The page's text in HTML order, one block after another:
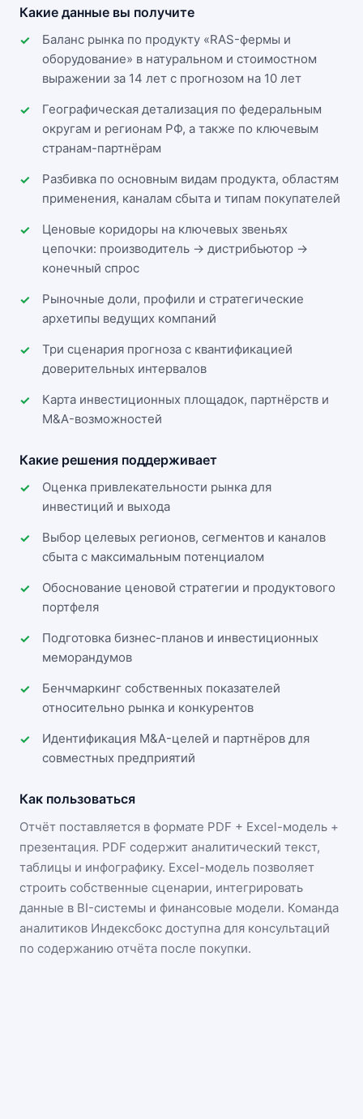
Какие данные вы получите
Баланс рынка по продукту «RAS-фермы и
оборудование» в натуральном и стоимостном
выражении за 14 лет с прогнозом на 10 лет
Географическая детализация по федеральным
округам и регионам РФ, а также по ключевым
странам-партнёрам
Разбивка по основным видам продукта, областям
применения, каналам сбыта и типам покупателей
Ценовые коридоры на ключевых звеньях
цепочки: производитель → дистрибьютор →
конечный спрос
Рыночные доли, профили и стратегические
архетипы ведущих компаний
Три сценария прогноза с квантификацией
доверительных интервалов
Карта инвестиционных площадок, партнёрств и
M&A-возможностей
Какие решения поддерживает
Оценка привлекательности рынка для
инвестиций и выхода
Выбор целевых регионов, сегментов и каналов
сбыта с максимальным потенциалом
Обоснование ценовой стратегии и продуктового
портфеля
Подготовка бизнес-планов и инвестиционных
меморандумов
Бенчмаркинг собственных показателей
относительно рынка и конкурентов
Идентификация M&A-целей и партнёров для
совместных предприятий
Как пользоваться
Отчёт поставляется в формате PDF + Excel-модель +
презентация. PDF содержит аналитический текст,
таблицы и инфографику. Excel-модель позволяет
строить собственные сценарии, интегрировать
данные в BI-системы и финансовые модели. Команда
аналитиков Индексбокс доступна для консультаций
по содержанию отчёта после покупки.